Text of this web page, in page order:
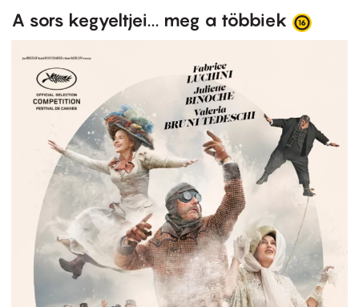
A sors kegyeltjei... meg a többiek